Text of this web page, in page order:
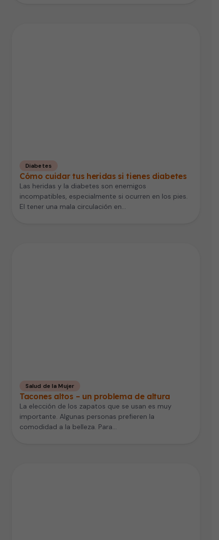
Diabetes
Cómo cuidar tus heridas si tienes diabetes
Las heridas y la diabetes son enemigos
incompatibles, especialmente si ocurren en los pies.
El tener una mala circulación en…
Salud de la Mujer
Tacones altos – un problema de altura
La elección de los zapatos que se usan es muy
importante. Algunas personas prefieren la
comodidad a la belleza. Para…